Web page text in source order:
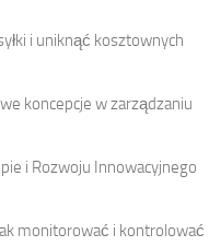
i uniknąć kosztownych
koncepcje w zarządzaniu
i Rozwoju Innowacyjnego
monitorować i kontrolować